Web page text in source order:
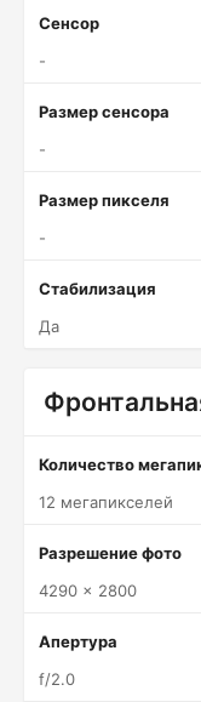
Сенсор
-
Размер сенсора
-
Размер пикселя
-
Стабилизация
Да
Количество
12 мегапикселей
Разрешение фото
4290 x 2800
Апертура
f/2.0